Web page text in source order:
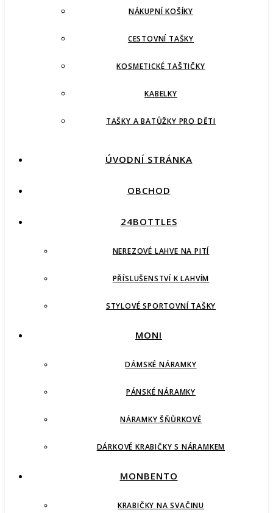
NÁKUPNÍ KOŠÍKY
CESTOVNÍ TAŠKY
KOSMETICKÉ TAŠTIČKY
KABELKY
TAŠKY A BATŮŽKY PRO DĚTI
ÚVODNÍ STRÁNKA
OBCHOD
24BOTTLES
NEREZOVÉ LAHVE NA PITÍ
PŘÍSLUŠENSTVÍ K LAHVÍM
STYLOVÉ SPORTOVNÍ TAŠKY
MONI
DÁMSKÉ NÁRAMKY
PÁNSKÉ NÁRAMKY
NÁRAMKY ŠŇŮRKOVÉ
DÁRKOVÉ KRABIČKY S NÁRAMKEM
MONBENTO
KRABIČKY NA SVAČINU